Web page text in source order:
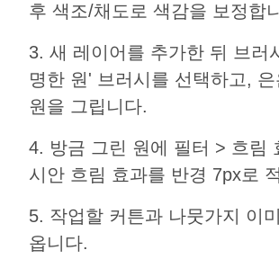
후 색조/채도로 색감을 보정합
3. 새 레이어를 추가한 뒤 브러
명한 원' 브러시를 선택하고,
원을 그립니다.
4. 방금 그린 원에 필터 > 흐림
시안 흐림 효과를 반경 7px로
5. 작업할 커튼과 나뭇가지 이
옵니다.